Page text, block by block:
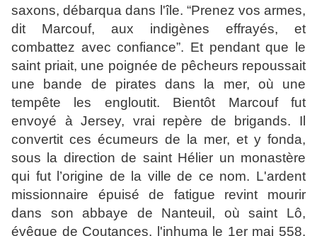
saxons, débarqua dans l'île. “Prenez vos armes,
dit Marcouf, aux indigènes effrayés, et
combattez avec confiance”. Et pendant que le
saint priait, une poignée de pêcheurs repoussait
une bande de pirates dans la mer, où une
tempête les engloutit. Bientôt Marcouf fut
envoyé à Jersey, vrai repère de brigands. Il
convertit ces écumeurs de la mer, et y fonda,
sous la direction de saint Hélier un monastère
qui fut l’origine de la ville de ce nom. L'ardent
missionnaire épuisé de fatigue revint mourir
dans son abbaye de Nanteuil, où saint Lô,
évêque de Coutances, l'inhuma le 1er mai 558.